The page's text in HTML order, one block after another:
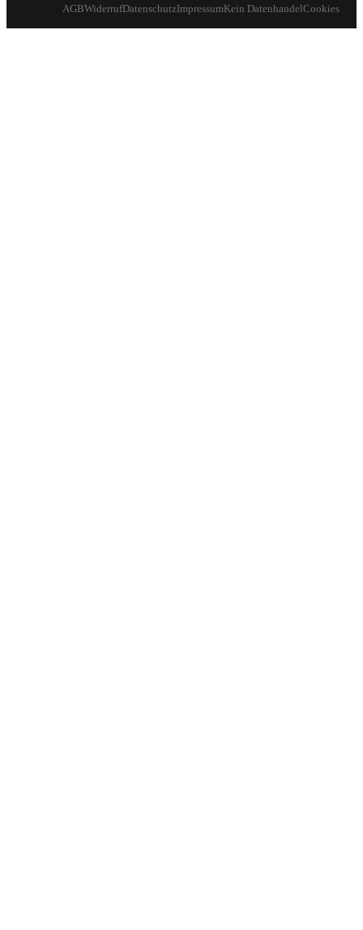
AGBWiderrufDatenschutzImpressumKein DatenhandelCookies